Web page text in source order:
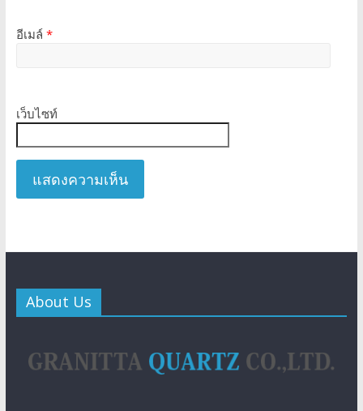
อีเมล์ *
เว็บไซท์
About Us